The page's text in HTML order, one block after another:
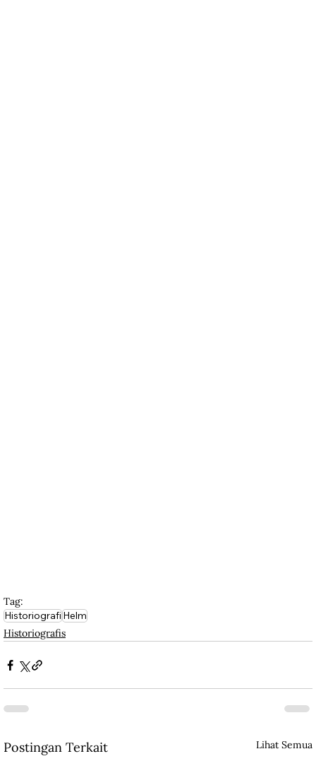
Tag:
HistoriografiHelm
Historiografis
Postingan Terkait Lihat Semua